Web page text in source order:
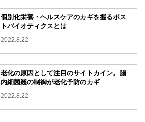
個別化栄養・ヘルスケアのカギを握るポス
トバイオティクスとは
2022.8.22
老化の原因として注目のサイトカイン。腸
内細菌叢の制御が老化予防のカギ
2022.8.22